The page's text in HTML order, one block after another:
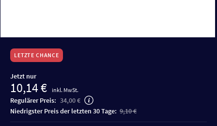
LETZTE CHANCE
Jetzt nur
10,14 € inkl. MwSt.
Regulärer Preis: 34,00 €
niedrigster Preis der letzten 30 Tage: 9,10 €